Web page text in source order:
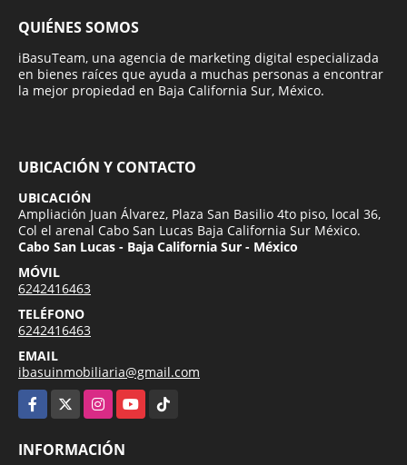
QUIÉNES SOMOS
iBasuTeam, una agencia de marketing digital especializada
en bienes raíces que ayuda a muchas personas a encontrar
la mejor propiedad en Baja California Sur, México.
UBICACIÓN Y CONTACTO
UBICACIÓN
Ampliación Juan Álvarez, Plaza San Basilio 4to piso, local 36,
Col el arenal Cabo San Lucas Baja California Sur México.
Cabo San Lucas - Baja California Sur - México
MÓVIL
6242416463
TELÉFONO
6242416463
EMAIL
ibasuinmobiliaria@gmail.com
Facebook
InstagramYouTubeTikTok
INFORMACIÓN